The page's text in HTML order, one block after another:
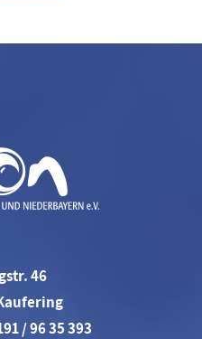
46
/ 96 35 393